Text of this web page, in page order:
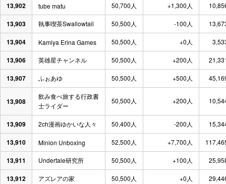
13,902 tube matu 50,700人 +1,300人
13,903 執事喫茶Swallowtail 50,500人 -100人
13,904 Kamiya Erina Games 50,500人 +0人
13,906 英雄星チャンネル 50,500人 +200人
13,907 ふぉあゆ 50,500人 +500人
13,908
飲み食べ旅する行政書
士ライダー
50,500人 +200人
13,909 2ch漫画ゆかいな人々 50,400人 -200人
13,910 Minion Unboxing 52,500人 +7,700人
13,911 Undertale研究所 50,500人 +100人
13,912 アズレアの家 50,500人 +0人